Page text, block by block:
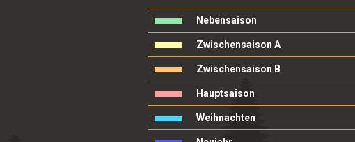
Nebensaison
Zwischensaison A
Zwischensaison B
Hauptsaison
Weihnachten